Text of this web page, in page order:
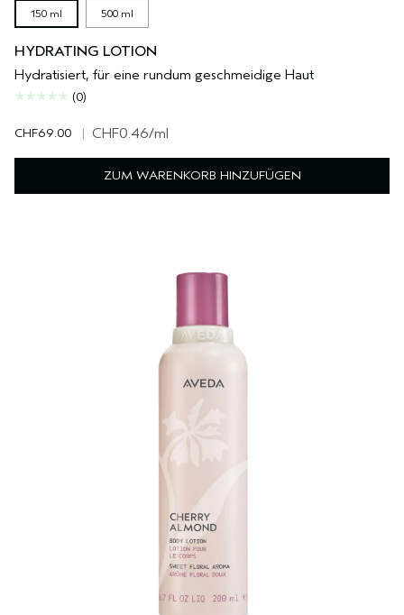
150 ml 500 ml
HYDRATING LOTION
Hydratisiert, für eine rundum geschmeidige Haut
(0)
CHF69.00 | CHF0.46/ml
ZUM WARENKORB HINZUFÜGEN